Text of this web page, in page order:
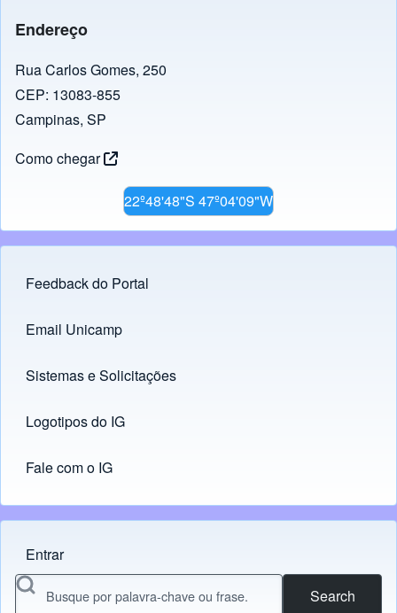
Endereço
Rua Carlos Gomes, 250
CEP: 13083-855
Campinas, SP
Como chegar
22º48'48"S 47º04'09"W
Footer menu
Feedback do Portal
Links
Email Unicamp
(opens in new tab)
Sistemas e Solicitações
(opens in new tab)
Logotipos do IG
(opens in new tab)
Fale com o IG
Menu do usuário
Entrar
Search